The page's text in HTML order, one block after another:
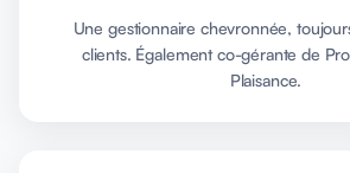
Une gestionnaire chevronnée,
clients. Également co-gérante de
Plaisance.